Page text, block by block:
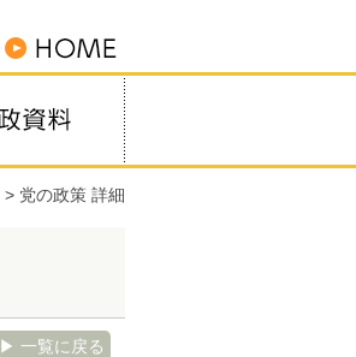
> 党の政策 詳細
▶ 一覧に戻る